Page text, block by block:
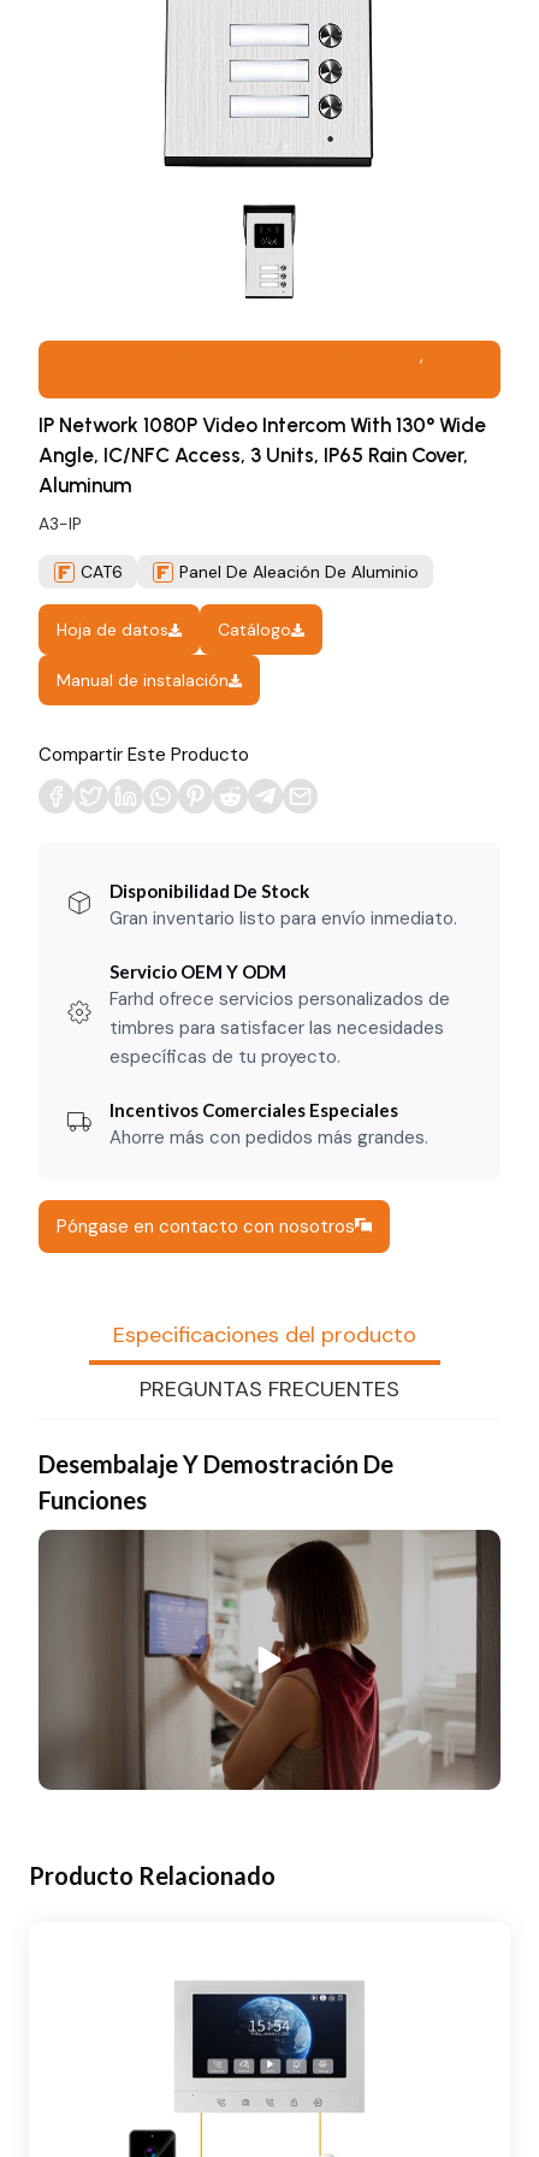
IP Network 1080P Video Intercom With 130° Wide
Angle, IC/NFC Access, 3 Units, IP65 Rain Cover,
Aluminum
A3-IP
CAT6 Panel De Aleación De Aluminio
Hoja de datos Catálogo
Manual de instalación
Compartir Este Producto
Disponibilidad De Stock
Gran inventario listo para envío inmediato.
Servicio OEM Y ODM
Farhd ofrece servicios personalizados de
timbres para satisfacer las necesidades
específicas de tu proyecto.
Incentivos Comerciales Especiales
Ahorre más con pedidos más grandes.
Póngase en contacto con nosotros
Especificaciones del producto
PREGUNTAS FRECUENTES
Desembalaje Y Demostración De
Funciones
Producto Relacionado